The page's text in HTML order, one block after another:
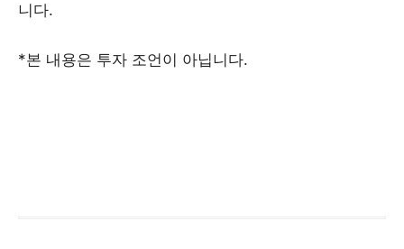
니다.
*본 내용은 투자 조언이 아닙니다.